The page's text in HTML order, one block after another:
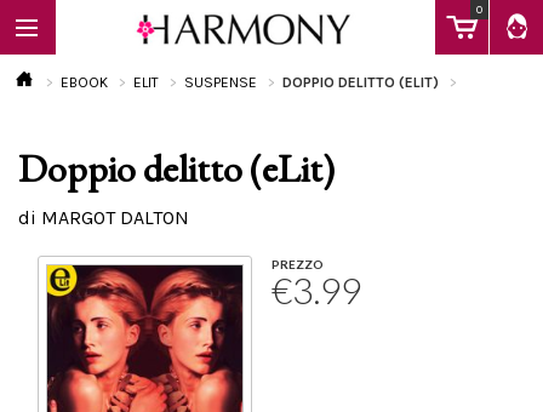
0
EBOOK
Calendario
EBOOK ELIT SUSPENSE DOPPIO DELITTO (ELIT)
Doppio delitto (eLit)
di MARGOT DALTON
PREZZO
€3.99